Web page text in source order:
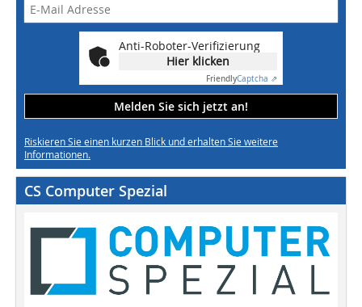
Anti-Roboter-Verifizierung
Hier klicken
FriendlyCaptcha ⇗
Melden Sie sich jetzt an!
Riskieren Sie einen kurzen Blick und erhalten Sie weitere
Informationen.
CS Computer Spezial